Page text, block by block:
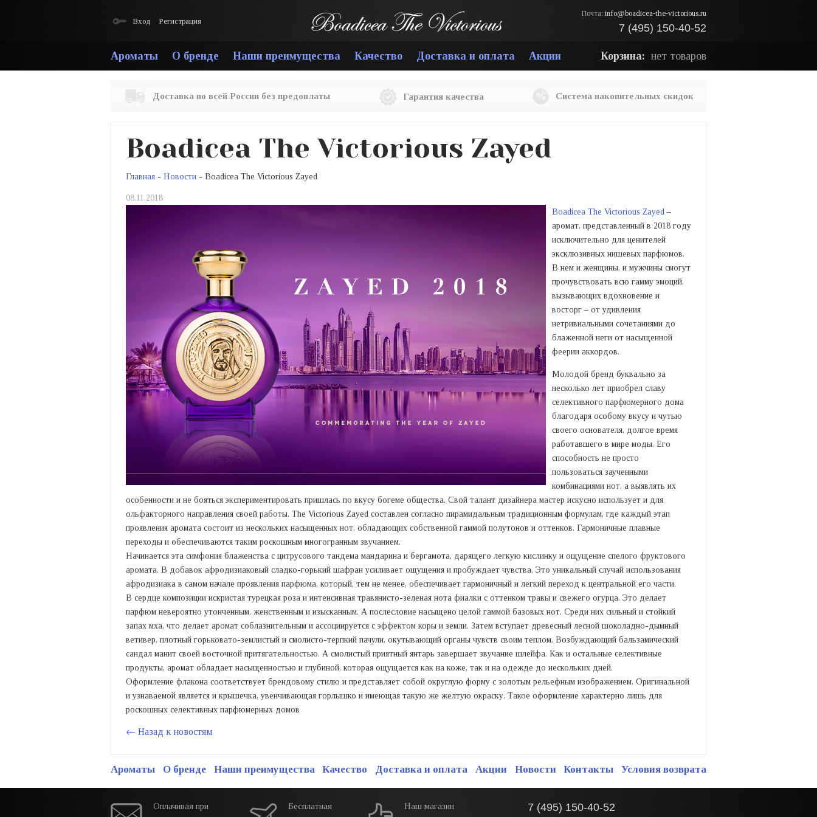
Вход Регистрация
Почта: info@boadicea-the-victorious.ru
7 (495) 150-40-52
Ароматы О бренде Наши преимущества Качество Доставка и оплата Акции Корзина: нет товаров
Доставка по всей России без предоплаты Гарантия качества Система накопительных скидок
Boadicea The Victorious Zayed
Главная - Новости - Boadicea The Victorious Zayed
08.11.2018
Boadicea The Victorious Zayed –
аромат, представленный в 2018 году
исключительно для ценителей
эксклюзивных нишевых парфюмов.
В нем и женщины, и мужчины смогут
прочувствовать всю гамму эмоций,
вызывающих вдохновение и
восторг – от удивления
нетривиальными сочетаниями до
блаженной неги от насыщенной
феерии аккордов.
Молодой бренд буквально за
несколько лет приобрел славу
селективного парфюмерного дома
благодаря особому вкусу и чутью
своего основателя, долгое время
работавшего в мире моды. Его
способность не просто
пользоваться заученными
комбинациями нот, а выявлять их
особенности и не бояться экспериментировать пришлась по вкусу богеме общества. Свой талант дизайнера мастер искусно использует и для
ольфакторного направления своей работы. The Victorious Zayed составлен согласно пирамидальным традиционным формулам, где каждый этап
проявления аромата состоит из нескольких насыщенных нот, обладающих собственной гаммой полутонов и оттенков. Гармоничные плавные
переходы и обеспечиваются таким роскошным многогранным звучанием.
Начинается эта симфония блаженства с цитрусового тандема мандарина и бергамота, дарящего легкую кислинку и ощущение спелого фруктового
аромата. В добавок афродизиаковый сладко-горький шафран усиливает ощущения и пробуждает чувства. Это уникальный случай использования
афродизиака в самом начале проявления парфюма, который, тем не менее, обеспечивает гармоничный и легкий переход к центральной его части.
В сердце композиции искристая турецкая роза и интенсивная травянисто-зеленая нота фиалки с оттенком травы и свежего огурца. Это делает
парфюм невероятно утонченным, женственным и изысканным. А послесловие насыщено целой гаммой базовых нот. Среди них сильный и стойкий
запах мха, что делает аромат соблазнительным и ассоциируется с эффектом коры и земли. Затем вступает древесный лесной шоколадно-дымный
ветивер, плотный горьковато-землистый и смолисто-терпкий пачули, окутывающий органы чувств своим теплом. Возбуждающий бальзамический
сандал манит своей восточной притягательностью. А смолистый приятный янтарь завершает звучание шлейфа. Как и остальные селективные
продукты, аромат обладает насыщенностью и глубиной, которая ощущается как на коже, так и на одежде до нескольких дней.
Оформление флакона соответствует брендовому стилю и представляет собой округлую форму с золотым рельефным изображением. Оригинальной
и узнаваемой является и крышечка, увенчивающая горлышко и имеющая такую же желтую окраску. Такое оформление характерно лишь для
роскошных селективных парфюмерных домов
← Назад к новостям
Ароматы О бренде Наши преимущества Качество Доставка и оплата Акции Новости Контакты Условия возврата
Оплачивая при
Бесплатная
Наш магазин
7 (495) 150-40-52